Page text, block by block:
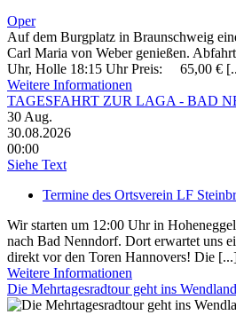
Oper
Auf dem Burgplatz in Braunschweig
Carl Maria von Weber genießen.
Uhr, Holle 18:15 Uhr Preis: 65,00 €
Weitere Informationen
TAGESFAHRT ZUR LAGA - BAD
30 Aug.
30.08.2026
00:00
Siehe Text
Termine des Ortsverein LF
Wir starten um 12:00 Uhr in
nach Bad Nenndorf. Dort erwartet uns
direkt vor den Toren Hannovers! Die
Weitere Informationen
Die Mehrtagesradtour geht ins Wendland